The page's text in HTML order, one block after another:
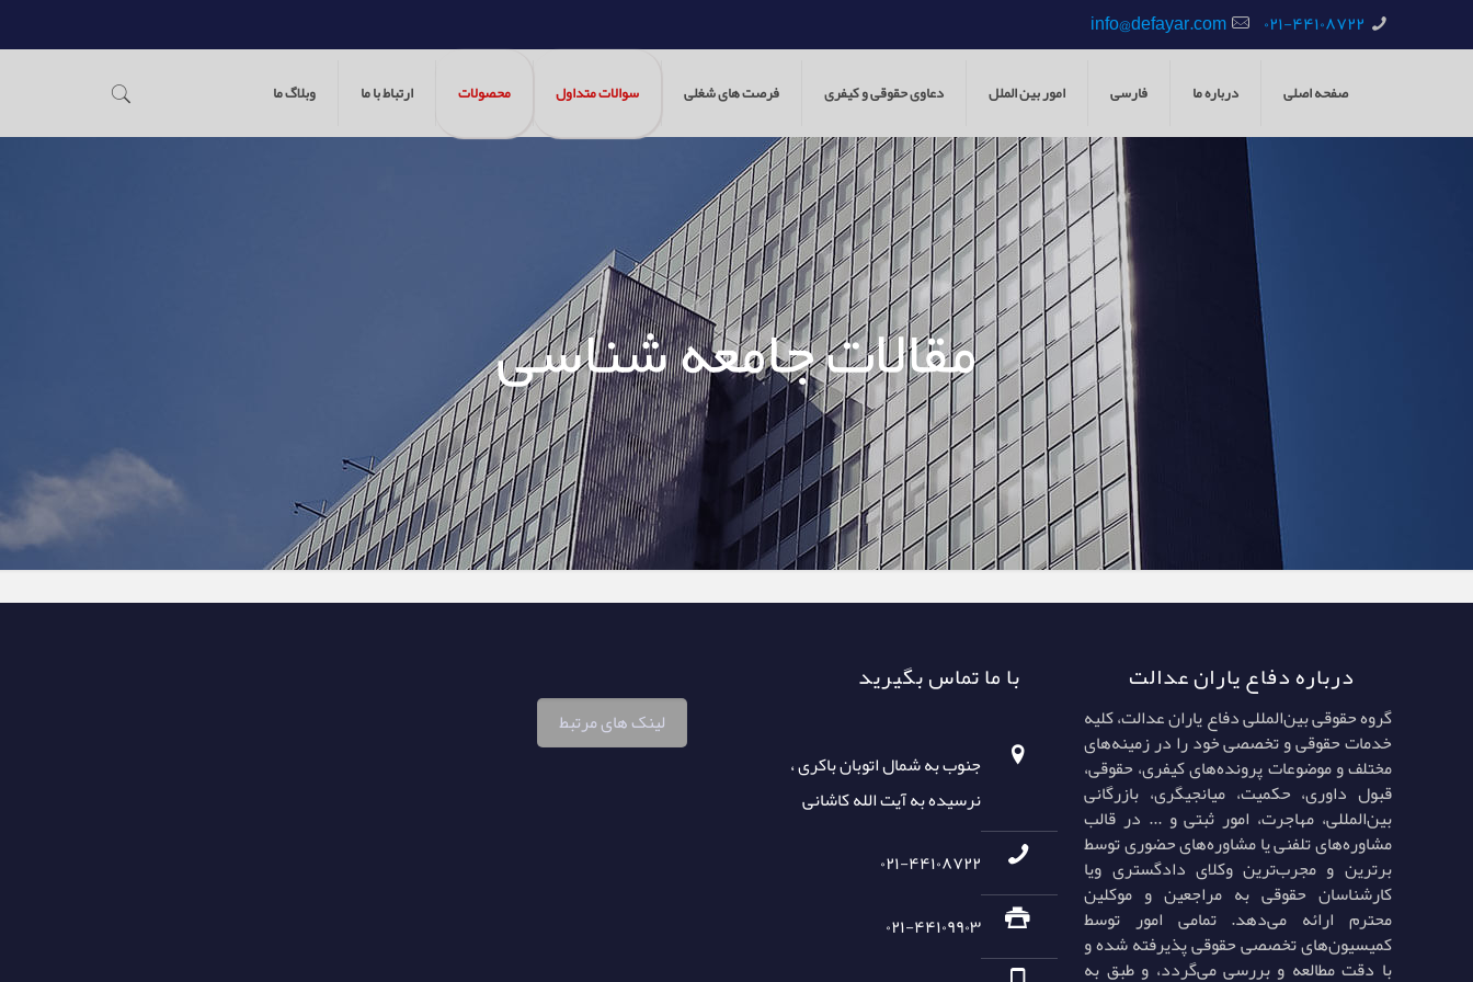
۰۲۱-۴۴۱۰۸۷۲۲ info@defayar.com
صفحه اصلی درباره ما فارسی امور بین الملل دعاوی حقوقی و کیفری فرصت های شغلی سوالات متداول محصولات ارتباط با ما وبلاگ ما
مقالات جامعه شناسی
درباره دفاع یاران عدالت
گروه حقوقی بین‌المللی دفاع یاران عدالت، کلیه
خدمات حقوقی و تخصصی خود را در زمینه‌های
مختلف و موضوعات پرونده‌های کیفری، حقوقی،
قبول داوری، حکمیت، میانجیگری، بازرگانی
بین‌المللی، مهاجرت، امور ثبتی و ... در قالب
مشاوره‌های تلفنی یا مشاوره‌های حضوری توسط
برترین و مجرب‌ترین وکلای دادگستری ویا
کارشناسان حقوقی به مراجعین و موکلین
محترم ارائه می‌دهد. تمامی امور توسط
کمیسیون‌های تخصصی حقوقی پذیرفته شده و
با دقت مطالعه و بررسی می‌گردد، و طبق به
با ما تماس بگیرید
جنوب به شمال اتوبان باکری ،
نرسیده به آیت الله کاشانی
۰۲۱-۴۴۱۰۸۷۲۲
۰۲۱-۴۴۱۰۹۹۰۳
لینک های مرتبط